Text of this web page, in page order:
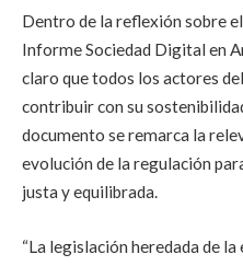
Dentro de la reflexión sobre
Informe Sociedad Digital en
claro que todos los actores
contribuir con su
documento se remarca la
evolución de la regulación
justa y equilibrada.
“La legislación heredada de